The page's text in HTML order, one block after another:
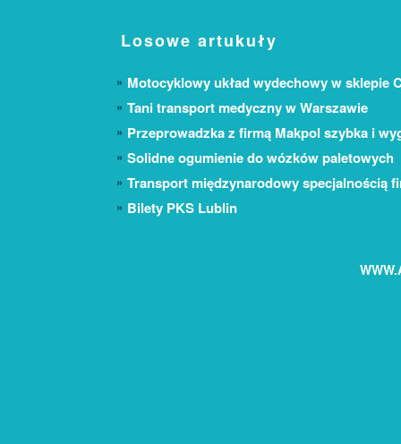
Losowe artukuły
Motocyklowy układ wydechowy w sklepie
Tani transport medyczny w Warszawie
Przeprowadzka z firmą Makpol szybka i
Solidne ogumienie do wózków paletowych
Transport międzynarodowy specjalnością
Bilety PKS Lublin